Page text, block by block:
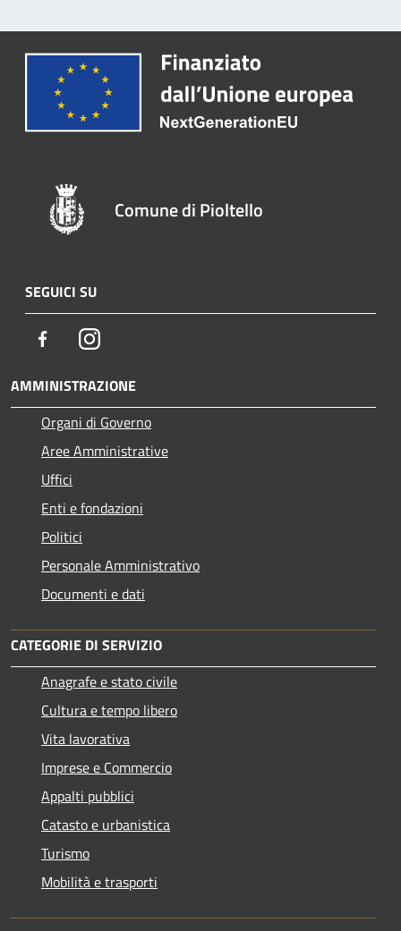
Comune di Pioltello
SEGUICI SU
FacebookInstagram
AMMINISTRAZIONE
Organi di Governo
Aree Amministrative
Uffici
Enti e fondazioni
Politici
Personale Amministrativo
Documenti e dati
CATEGORIE DI SERVIZIO
Anagrafe e stato civile
Cultura e tempo libero
Vita lavorativa
Imprese e Commercio
Appalti pubblici
Catasto e urbanistica
Turismo
Mobilità e trasporti